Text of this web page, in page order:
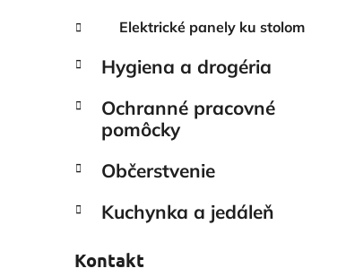
Elektrické panely ku stolom
Hygiena a drogéria
Ochranné pracovné
pomôcky
Občerstvenie
Kuchynka a jedáleň
Kontakt